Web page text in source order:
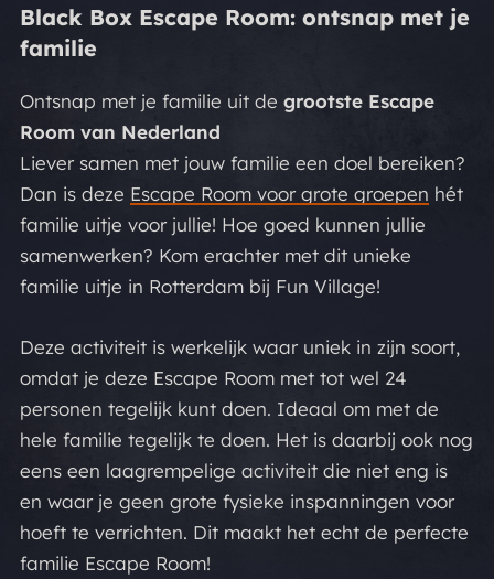
Black Box Escape Room: ontsnap met je
familie
Ontsnap met je familie uit de grootste Escape
Room van Nederland
Liever samen met jouw familie een doel bereiken?
Dan is deze Escape Room voor grote groepen hét
familie uitje voor jullie! Hoe goed kunnen jullie
samenwerken? Kom erachter met dit unieke
familie uitje in Rotterdam bij Fun Village!
Deze activiteit is werkelijk waar uniek in zijn soort,
omdat je deze Escape Room met tot wel 24
personen tegelijk kunt doen. Ideaal om met de
hele familie tegelijk te doen. Het is daarbij ook nog
eens een laagrempelige activiteit die niet eng is
en waar je geen grote fysieke inspanningen voor
hoeft te verrichten. Dit maakt het echt de perfecte
familie Escape Room!